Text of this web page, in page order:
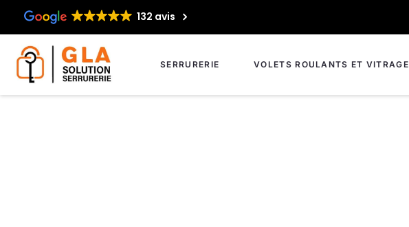
132 avis
SERRURERIE VOLETS ROULANTS ET VITRAGE